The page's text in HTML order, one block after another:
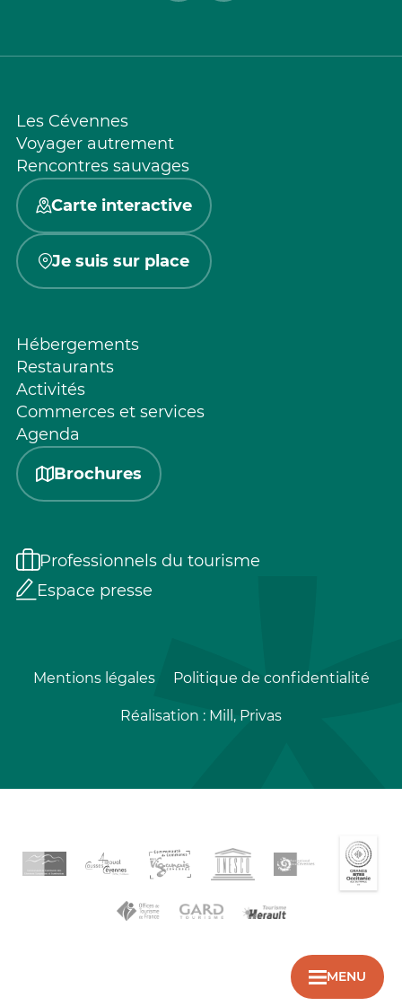
MENU
Les Cévennes
Voyager autrement
Rencontres sauvages
Carte interactive
Je suis sur place
Hébergements
Restaurants
Activités
Commerces et services
Agenda
Brochures
Professionnels du tourisme
Espace presse
Mentions légales Politique de confidentialité
Réalisation : Mill, Privas